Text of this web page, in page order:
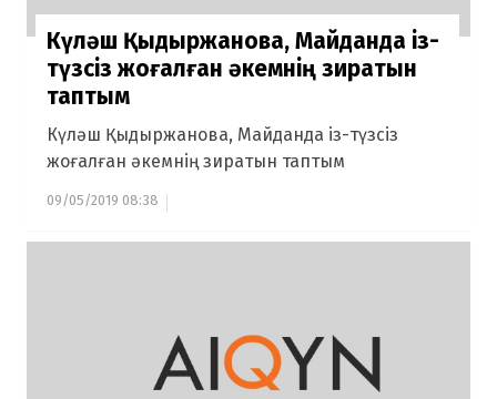
Күләш Қыдыржанова, Майданда із-
түзсіз жоғалған әкемнің зиратын
таптым
Күләш Қыдыржанова, Майданда із-түзсіз
жоғалған әкемнің зиратын таптым
09/05/2019 08:38